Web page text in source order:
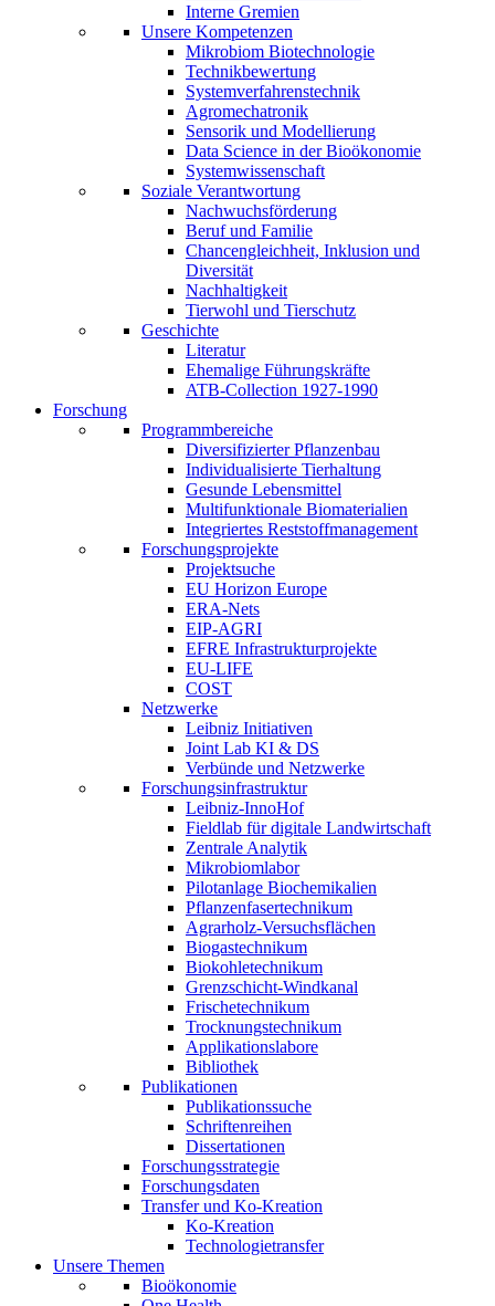
Interne Gremien
Unsere Kompetenzen
Mikrobiom Biotechnologie
Technikbewertung
Systemverfahrenstechnik
Agromechatronik
Sensorik und Modellierung
Data Science in der Bioökonomie
Systemwissenschaft
Soziale Verantwortung
Nachwuchsförderung
Beruf und Familie
Chancengleichheit, Inklusion und
Diversität
Nachhaltigkeit
Tierwohl und Tierschutz
Geschichte
Literatur
Ehemalige Führungskräfte
ATB-Collection 1927-1990
Forschung
Programmbereiche
Diversifizierter Pflanzenbau
Individualisierte Tierhaltung
Gesunde Lebensmittel
Multifunktionale Biomaterialien
Integriertes Reststoffmanagement
Forschungsprojekte
Projektsuche
EU Horizon Europe
ERA-Nets
EIP-AGRI
EFRE Infrastrukturprojekte
EU-LIFE
COST
Netzwerke
Leibniz Initiativen
Joint Lab KI & DS
Verbünde und Netzwerke
Forschungsinfrastruktur
Leibniz-InnoHof
Fieldlab für digitale Landwirtschaft
Zentrale Analytik
Mikrobiomlabor
Pilotanlage Biochemikalien
Pflanzenfasertechnikum
Agrarholz-Versuchsflächen
Biogastechnikum
Biokohletechnikum
Grenzschicht-Windkanal
Frischetechnikum
Trocknungstechnikum
Applikationslabore
Bibliothek
Publikationen
Publikationssuche
Schriftenreihen
Dissertationen
Forschungsstrategie
Forschungsdaten
Transfer und Ko-Kreation
Ko-Kreation
Technologietransfer
Unsere Themen
Bioökonomie